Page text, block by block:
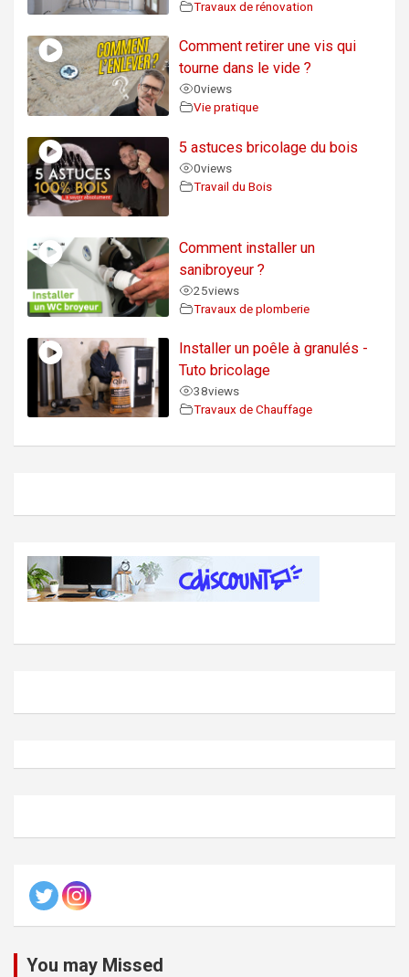
Travaux de rénovation
Comment retirer une vis qui
tourne dans le vide ?
0views
Vie pratique
5 astuces bricolage du bois
0views
Travail du Bois
Comment installer un
sanibroyeur ?
25views
Travaux de plomberie
Installer un poêle à granulés -
Tuto bricolage
38views
Travaux de Chauffage
You may Missed